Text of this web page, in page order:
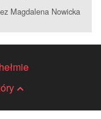
Magdalena Nowicka